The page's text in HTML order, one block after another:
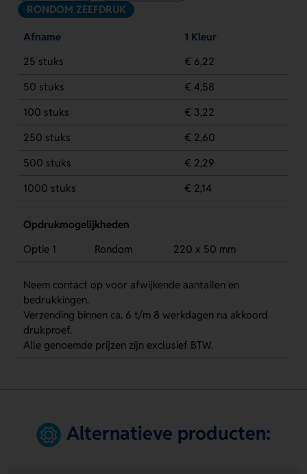
RONDOM ZEEFDRUK
Afname
1 Kleur
25 stuks
€ 6,22
50 stuks
€ 4,58
100 stuks
€ 3,22
250 stuks
€ 2,60
500 stuks
€ 2,29
1000 stuks
€ 2,14
Opdrukmogelijkheden
Optie 1
Rondom 220 x 50 mm
Neem contact op voor afwijkende aantallen en
bedrukkingen.
Verzending binnen ca. 6 t/m 8 werkdagen na akkoord
drukproef.
Alle genoemde prijzen zijn exclusief BTW.
Alternatieve producten: